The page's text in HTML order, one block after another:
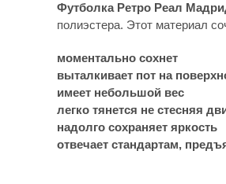
Футболка Ретро Реал
полиэстера. Этот материал
моментально сохнет
выталкивает пот на
имеет небольшой вес
легко тянется не стесняя
надолго сохраняет яркость
отвечает стандартам,